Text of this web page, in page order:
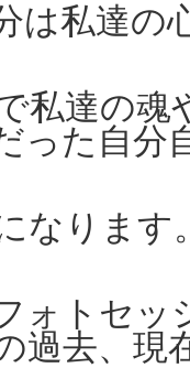
は私達の
私達の魂
った自分
なります
ォトセッ
過去、現